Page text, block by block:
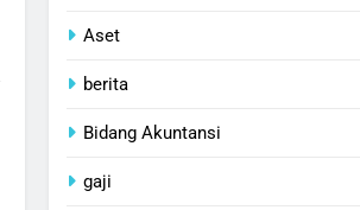
Aset
berita
Bidang Akuntansi
gaji